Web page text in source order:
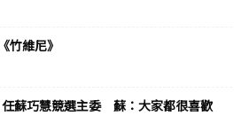
竹維尼》
蘇巧慧競選主委 蘇：大家都很喜歡